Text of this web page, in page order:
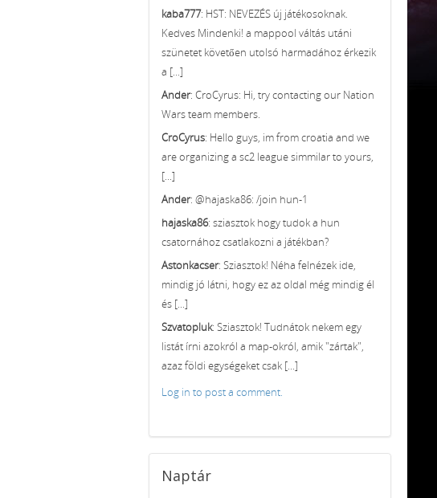
kaba777: HST: NEVEZÉS új játékosoknak.
Kedves Mindenki! a mappool váltás utáni
szünetet követően utolsó harmadához érkezik
a [...]
Ander: CroCyrus: Hi, try contacting our Nation
Wars team members.
CroCyrus: Hello guys, im from croatia and we
are organizing a sc2 league simmilar to yours,
[...]
Ander: @hajaska86: /join hun-1
hajaska86: sziasztok hogy tudok a hun
csatornához csatlakozni a játékban?
Astonkacser: Sziasztok! Néha felnézek ide,
mindig jó látni, hogy ez az oldal még mindig él
és [...]
Szvatopluk: Sziasztok! Tudnátok nekem egy
listát írni azokról a map-okról, amik "zártak",
azaz földi egységeket csak [...]
Log in to post a comment.
Naptár